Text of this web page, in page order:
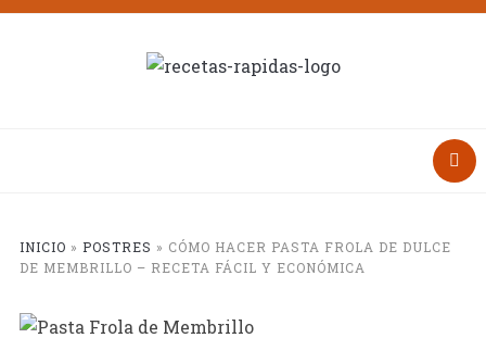
INICIO » POSTRES » CÓMO HACER PASTA FROLA DE DULCE
DE MEMBRILLO – RECETA FÁCIL Y ECONÓMICA